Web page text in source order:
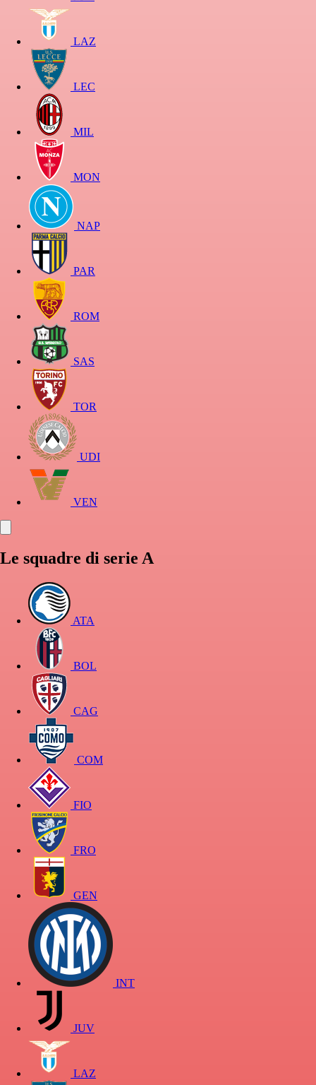
LAZ
LEC
MIL
MON
NAP
PAR
ROM
SAS
TOR
UDI
VEN
Le squadre di serie A
ATA
BOL
CAG
COM
FIO
FRO
GEN
INT
JUV
LAZ